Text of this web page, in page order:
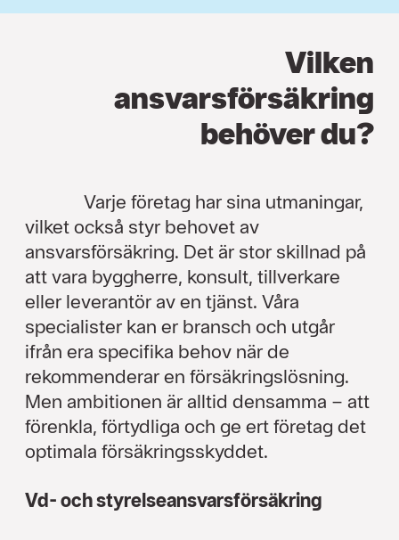
Vilken
ansvarsförsäkring
behöver du?
Varje företag har sina utmaningar,
vilket också styr behovet av
ansvarsförsäkring. Det är stor skillnad på
att vara byggherre, konsult, tillverkare
eller leverantör av en tjänst. Våra
specialister kan er bransch och utgår
ifrån era specifika behov när de
rekommenderar en försäkringslösning.
Men ambitionen är alltid densamma – att
förenkla, förtydliga och ge ert företag det
optimala försäkringsskyddet.
Vd- och styrelseansvarsförsäkring